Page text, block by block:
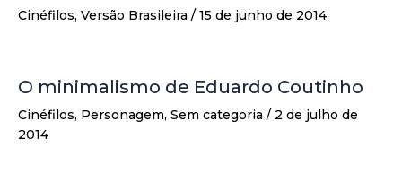
Cinéfilos, Versão Brasileira / 15 de junho de 2014
O minimalismo de Eduardo Coutinho
Cinéfilos, Personagem, Sem categoria / 2 de julho de
2014